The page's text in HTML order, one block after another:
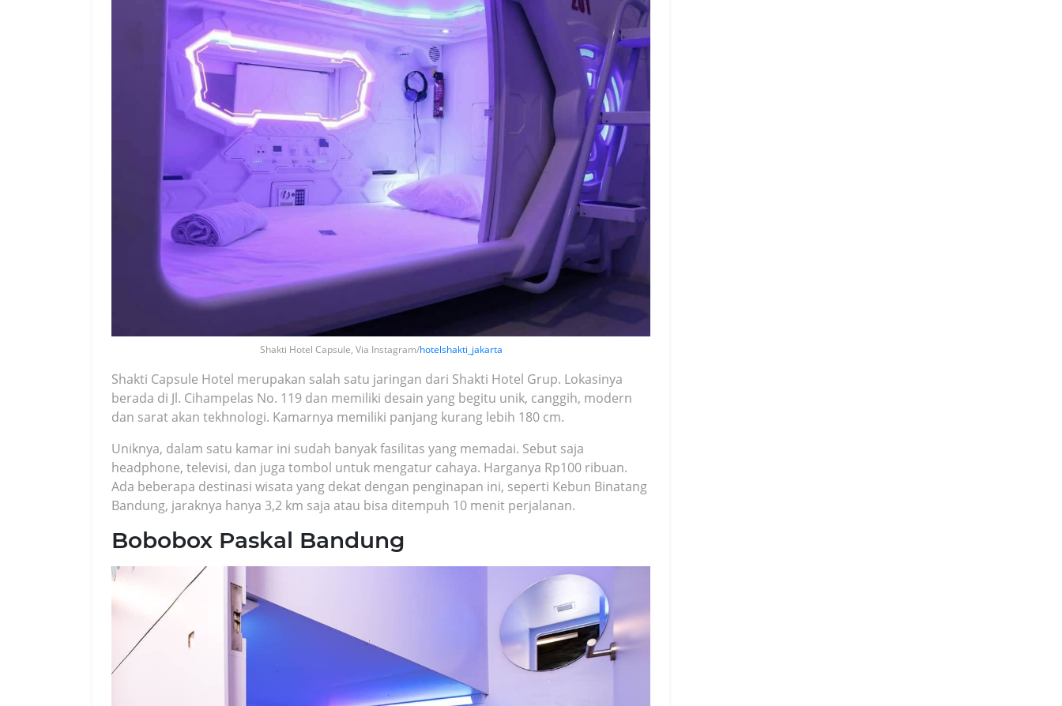
Shakti Hotel Capsule, Via Instagram/hotelshakti_jakarta
Shakti Capsule Hotel merupakan salah satu jaringan dari Shakti Hotel Grup. Lokasinya
berada di Jl. Cihampelas No. 119 dan memiliki desain yang begitu unik, canggih, modern
dan sarat akan tekhnologi. Kamarnya memiliki panjang kurang lebih 180 cm.
Uniknya, dalam satu kamar ini sudah banyak fasilitas yang memadai. Sebut saja
headphone, televisi, dan juga tombol untuk mengatur cahaya. Harganya Rp100 ribuan.
Ada beberapa destinasi wisata yang dekat dengan penginapan ini, seperti Kebun Binatang
Bandung, jaraknya hanya 3,2 km saja atau bisa ditempuh 10 menit perjalanan.
Bobobox Paskal Bandung